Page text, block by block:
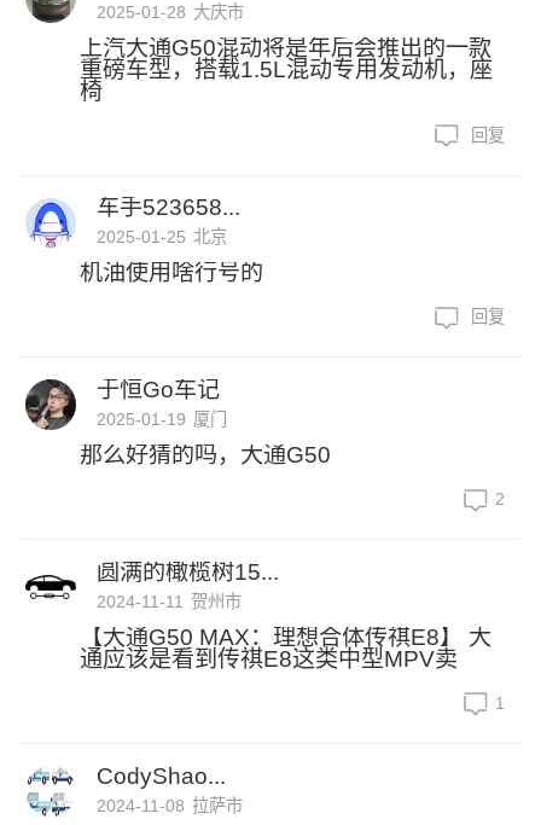
2025-01-28 大庆市
上汽大通G50混动将是年后会推出的一款
重磅车型，搭载1.5L混动专用发动机，座
椅
回复
车手523658...
2025-01-25 北京
机油使用啥行号的
回复
于恒Go车记
2025-01-19 厦门
那么好猜的吗，大通G50
2
圆满的橄榄树15...
2024-11-11 贺州市
【大通G50 MAX：理想合体传祺E8】 大
通应该是看到传祺E8这类中型MPV卖
1
CodyShao...
2024-11-08 拉萨市